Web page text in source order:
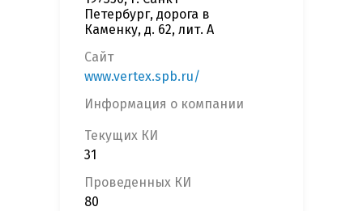
Петербург, дорога в
Каменку, д. 62, лит. А
Сайт
www.vertex.spb.ru/
Информация о компании
Текущих КИ
31
Проведенных КИ
80